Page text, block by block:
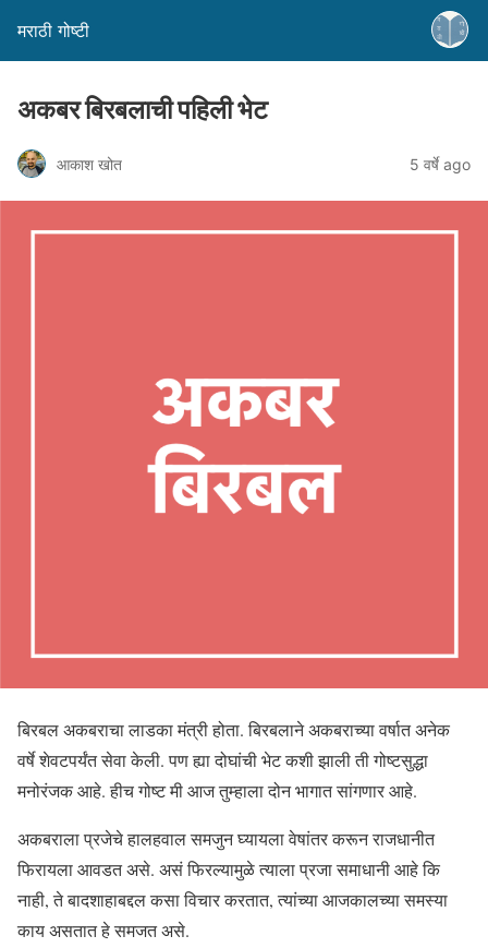
मराठी गोष्टी
अकबर बिरबलाची पहिली भेट
आकाश खोत 5 वर्षे ago
बिरबल अकबराचा लाडका मंत्री होता. बिरबलाने अकबराच्या वर्षात अनेक
वर्षे शेवटपर्यंत सेवा केली. पण ह्या दोघांची भेट कशी झाली ती गोष्टसुद्धा
मनोरंजक आहे. हीच गोष्ट मी आज तुम्हाला दोन भागात सांगणार आहे.
अकबराला प्रजेचे हालहवाल समजुन घ्यायला वेषांतर करून राजधानीत
फिरायला आवडत असे. असं फिरल्यामुळे त्याला प्रजा समाधानी आहे कि
नाही, ते बादशाहाबद्दल कसा विचार करतात, त्यांच्या आजकालच्या समस्या
काय असतात हे समजत असे.